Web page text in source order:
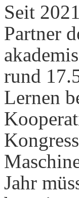
Seit
Partner
rund
Lernen
Jahr